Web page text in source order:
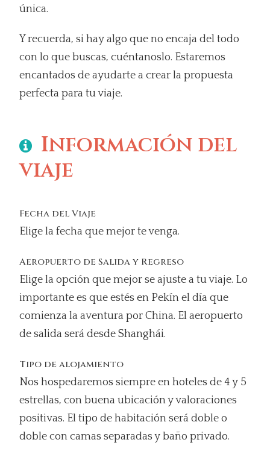
única.
Y recuerda, si hay algo que no encaja del todo
con lo que buscas, cuéntanoslo. Estaremos
encantados de ayudarte a crear la propuesta
perfecta para tu viaje.
Información del
viaje
Fecha del Viaje
Elige la fecha que mejor te venga.
Aeropuerto de Salida y Regreso
Elige la opción que mejor se ajuste a tu viaje. Lo
importante es que estés en Pekín el día que
comienza la aventura por China. El aeropuerto
de salida será desde Shanghái.
Tipo de alojamiento
Nos hospedaremos siempre en hoteles de 4 y 5
estrellas, con buena ubicación y valoraciones
positivas. El tipo de habitación será doble o
doble con camas separadas y baño privado.